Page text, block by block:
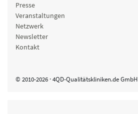
Presse
Veranstaltungen
Netzwerk
Newsletter
Kontakt
© 2010-2026 · 4QD-Qualitätskliniken.de GmbH